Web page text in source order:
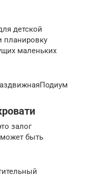
детской
планировку
маленьких
залог
быть